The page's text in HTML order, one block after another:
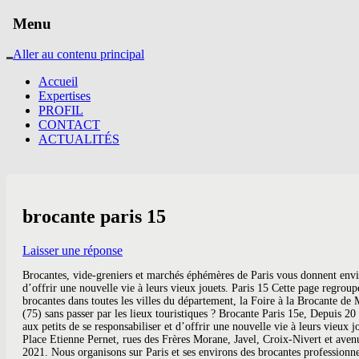
Menu
Aller au contenu principal
Accueil
Expertises
PROFIL
CONTACT
ACTUALITÉS
brocante paris 15
Laisser une réponse
Brocantes, vide-greniers et marchés éphémères de Paris vous donnent envie ? Découvrez les magasins d'antiquités de M. Petit Thomas. Tenir un stand sur une brocante enfant permet aussi aux petits de se responsabiliser et d’offrir une nouvelle vie à leurs vieux jouets. Paris 15 Cette page regroupe toutes les annonces de vide-greniers et brocantes pour Paris 15. Mais aussi le rendez-vous mensuel à ne pas manquer comme les vide-greniers et brocantes dans toutes les villes du département, la Foire à la Brocante de Maurs ou la brocante et vide-greniers des collections à Massiac. Brocante 14h00, Épinay-sur-Seine 14 - Calvados. Envie de vous promener dans Paris (75) sans passer par les lieux touristiques ? Brocante Paris 15e, Depuis 20 ans, le marché incontournable pour tous les amateurs de vieux papiers, documents et livres anciens... Tenir un stand sur une brocante enfant permet aussi aux petits de se responsabiliser et d’offrir une nouvelle vie à leurs vieux jouets. Marchés couverts, marchés découverts, marchés spéciaux (aux puces, aux fleurs, aux timbres…) Brocante 08h30, Enghien-les-Bains 10 - Aube. Place Etienne Pernet, rues des Frères Morane, Javel, Croix-Nivert et avenue Félix Faure . Paris (75) - Vide-greniers et brocantes. Brocante à Paris 15 un panel de choix de tous les acteurs avec leurs coordonnées complètes. 2021. Nous organisons sur Paris et ses environs des brocantes professionnelles et des vides-greniers pour le grand public. Toutes les bonnes adresses d'Antiquités / brocante / antiquaire à Paris 15 ème et liste des communes voisines, ( page 1) et près de chez vous. horlogerie ancienne, objet de collection, livre ancien, argenterie ancienne, monnaie ancienne, meuble art déco, meuble ancien, affiche de collection, disque ancien, objet insolite, tableau ancien, objet de décoration, vaisselle, instrument scientifique ancien, appareil photo ancien, armes de collection, automate, document ancien, gravure ancienne, instrument de musique ancien, jeu ancien, jouet ancien, linge ancien, lustres anciens, meuble antique, meuble d'art, meuble de métier, meuble régional, miroir ancien, objet d'art, objet religieux, objet de vitrine, pendule, porcelaine ancienne , poupée de collection, statuette, tapis ancien, Prestations : Postez gratuitement votre annonce. Salon Emmaus France - Paris Event Center - à Paris 19e tous les ans mois juin Date dimanche 5 juin 2016 Horaires dimanche 9h30-18h30 SALON EMMAUS - 5 JUIN 2016 - GRANDE VENTE DE SOLIDARITE BROCANTE - TARIF ENTREE PAYANTE 3 EUROS - PARIS EVENT CENTER - 20 AVENUE DE LA PORTE DE LA VILLETTE - PARIS 75019 Lieu Lieu Paris Event Center Faites-nous en part. brocante . Espace membre . The dealers are like a band of gypsies who rove the brocante circuit from one neighborhood to another, week after week. 15 Au Facteur Cheval Au Facteur Cheval Écrire un avis. Trouvez les événements proches de chez vous très simplement et gratuitement. Ile-de-France - 75 - Paris. Paris 18ème. Horaires : 7H00 à 19H00 : 100 exposants : Métro : Anvers : Bus : Bus 54 et 85 : MOUFFETARD - PARIS V: Le 26 et 27 décembre 2020. arrondissement, Brocante professionnels Maison de la Radio, Antiquités Brocante Pro Place de la Bourse, Antiquités